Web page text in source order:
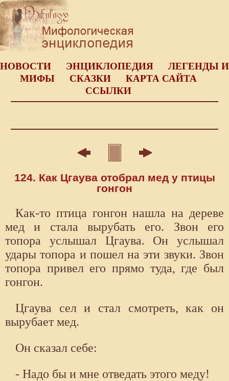
НОВОСТИ ЭНЦИКЛОПЕДИЯ
ЛЕГЕНДЫ И
МИФЫ
СКАЗКИ
КАРТА САЙТА
ССЫЛКИ
124. Как Цгаува отобрал мед у птицы
гонгон
Как-то птица гонгон нашла на дереве
мед и стала вырубать его. Звон его
топора услышал Цгаува. Он услышал
удары топора и пошел на эти звуки. Звон
топора привел его прямо туда, где был
гонгон.
Цгаува сел и стал смотреть, как он
вырубает мед.
Он сказал себе:
- Надо бы и мне отведать этого меду!